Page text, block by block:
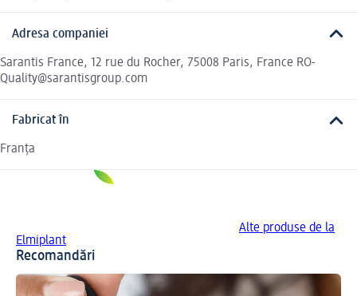
Adresa companiei
Sarantis France, 12 rue du Rocher, 75008 Paris, France RO-
Quality@sarantisgroup.com
Fabricat în
Franța
Alte produse de la
Elmiplant
Recomandări